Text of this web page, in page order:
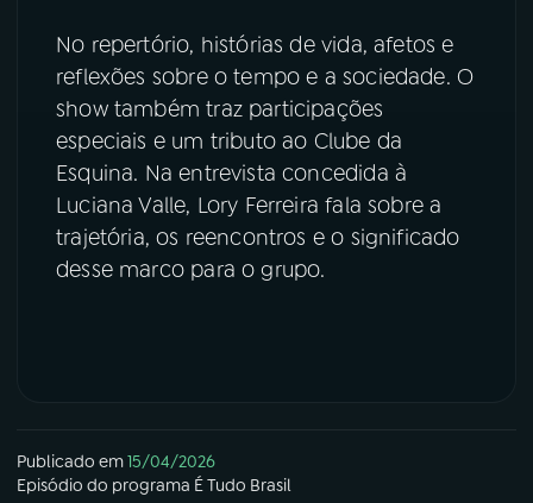
No repertório, histórias de vida, afetos e
reflexões sobre o tempo e a sociedade. O
show também traz participações
especiais e um tributo ao Clube da
Esquina. Na entrevista concedida à
Luciana Valle, Lory Ferreira fala sobre a
trajetória, os reencontros e o significado
desse marco para o grupo.
Publicado em15/04/2026
Episódio do programa É Tudo Brasil